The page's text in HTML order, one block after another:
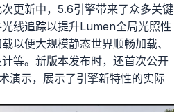
更新中，5.6引擎带来了众多关键
线追踪以提升Lumen全局光照性
以便大规模静态世界顺畅加载、
等。新版本发布时，还首次公开
演示，展示了引擎新特性的实际